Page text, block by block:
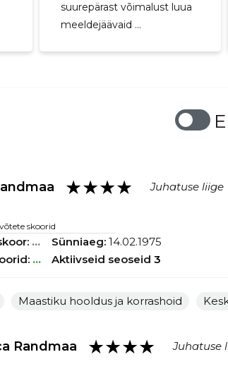
suurepärast võimalust luua
meeldejäävaid ...
★★★★ Juhatuse liige
skoorid
...
...
Sünniaeg: 14.02.1975
Aktiivseid seoseid 3
Maastiku hooldus ja korrashoid
Randmaa ★★★★ Juhatuse